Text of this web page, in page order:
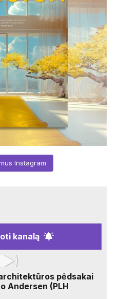
Instagram
kanalą
pėdsakai
Andersen (PLH